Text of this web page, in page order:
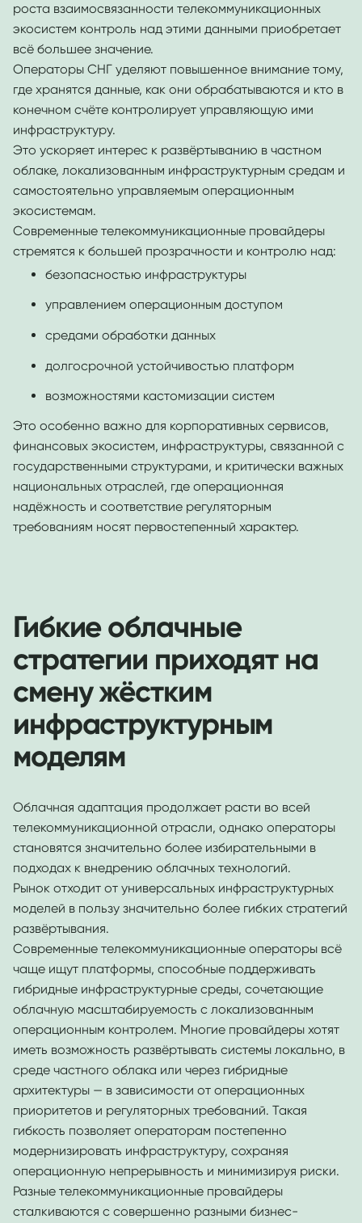
роста взаимосвязанности телекоммуникационных
экосистем контроль над этими данными приобретает
всё большее значение.
Операторы СНГ уделяют повышенное внимание тому,
где хранятся данные, как они обрабатываются и кто в
конечном счёте контролирует управляющую ими
инфраструктуру.
Это ускоряет интерес к развёртыванию в частном
облаке, локализованным инфраструктурным средам и
самостоятельно управляемым операционным
экосистемам.
Современные телекоммуникационные провайдеры
стремятся к большей прозрачности и контролю над:
безопасностью инфраструктуры
управлением операционным доступом
средами обработки данных
долгосрочной устойчивостью платформ
возможностями кастомизации систем
Это особенно важно для корпоративных сервисов,
финансовых экосистем, инфраструктуры, связанной с
государственными структурами, и критически важных
национальных отраслей, где операционная
надёжность и соответствие регуляторным
требованиям носят первостепенный характер.
Гибкие облачные
стратегии приходят на
смену жёстким
инфраструктурным
моделям
Облачная адаптация продолжает расти во всей
телекоммуникационной отрасли, однако операторы
становятся значительно более избирательными в
подходах к внедрению облачных технологий.
Рынок отходит от универсальных инфраструктурных
моделей в пользу значительно более гибких стратегий
развёртывания.
Современные телекоммуникационные операторы всё
чаще ищут платформы, способные поддерживать
гибридные инфраструктурные среды, сочетающие
облачную масштабируемость с локализованным
операционным контролем. Многие провайдеры хотят
иметь возможность развёртывать системы локально, в
среде частного облака или через гибридные
архитектуры — в зависимости от операционных
приоритетов и регуляторных требований. Такая
гибкость позволяет операторам постепенно
модернизировать инфраструктуру, сохраняя
операционную непрерывность и минимизируя риски.
Разные телекоммуникационные провайдеры
сталкиваются с совершенно разными бизнес-